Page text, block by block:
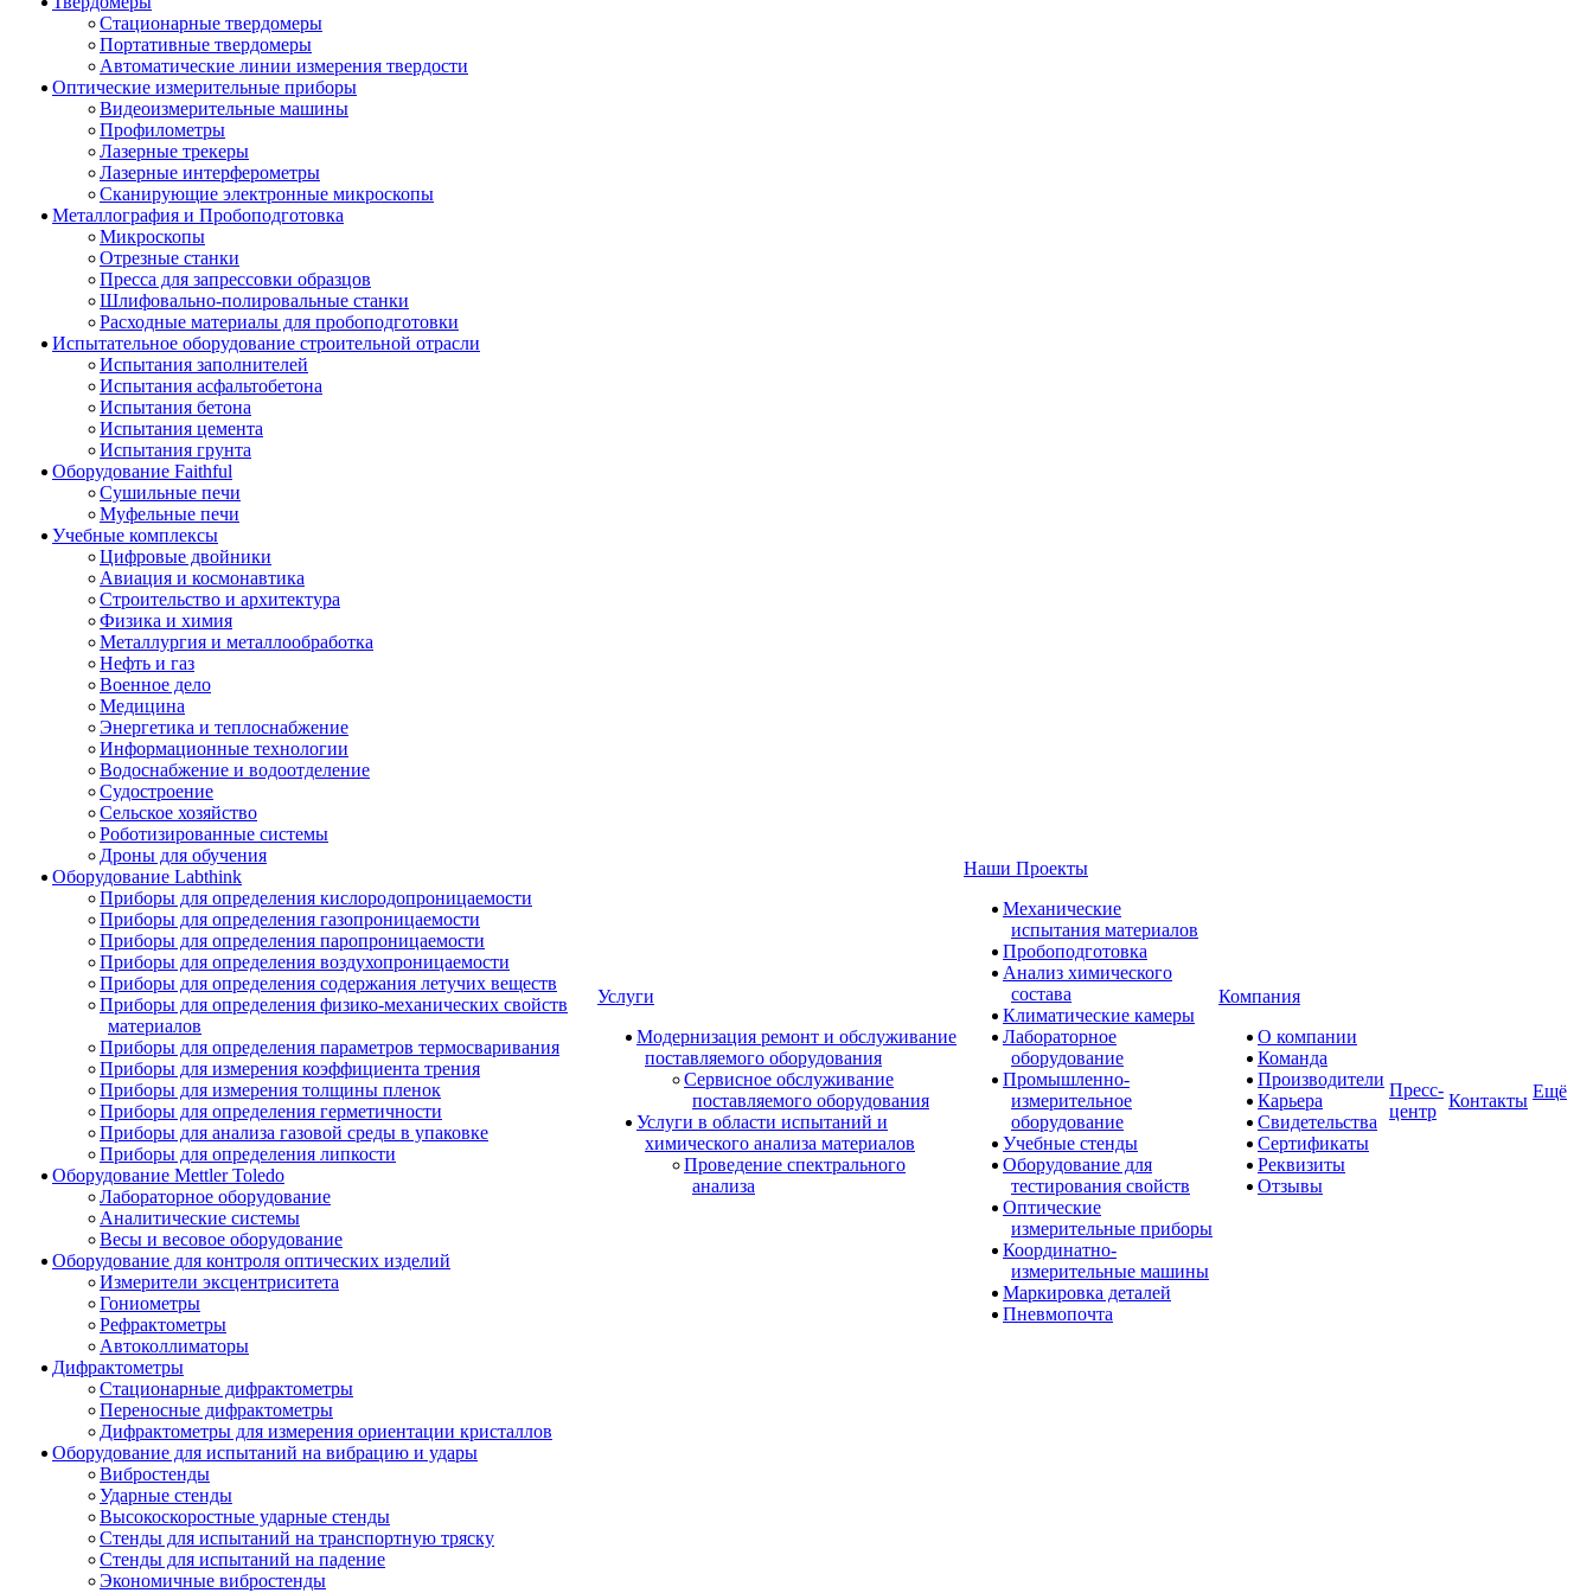
Стационарные твердомеры
Портативные твердомеры
Автоматические линии измерения твердости
Оптические измерительные приборы
Видеоизмерительные машины
Профилометры
Лазерные трекеры
Лазерные интерферометры
Сканирующие электронные микроскопы
Металлография и Пробоподготовка
Микроскопы
Отрезные станки
Пресса для запрессовки образцов
Шлифовально-полировальные станки
Расходные материалы для пробоподготовки
Испытательное оборудование строительной отрасли
Испытания заполнителей
Испытания асфальтобетона
Испытания бетона
Испытания цемента
Испытания грунта
Оборудование Faithful
Сушильные печи
Муфельные печи
Учебные комплексы
Цифровые двойники
Авиация и космонавтика
Строительство и архитектура
Физика и химия
Металлургия и металлообработка
Нефть и газ
Военное дело
Медицина
Энергетика и теплоснабжение
Информационные технологии
Водоснабжение и водоотделение
Судостроение
Сельское хозяйство
Роботизированные системы
Дроны для обучения
Оборудование Labthink
Приборы для определения кислородопроницаемости
Приборы для определения газопроницаемости
Приборы для определения паропроницаемости
Приборы для определения воздухопроницаемости
Приборы для определения содержания летучих веществ
Приборы для определения физико-механических свойств
материалов
Приборы для определения параметров термосваривания
Приборы для измерения коэффициента трения
Приборы для измерения толщины пленок
Приборы для определения герметичности
Приборы для анализа газовой среды в упаковке
Приборы для определения липкости
Оборудование Mettler Toledo
Лабораторное оборудование
Аналитические системы
Весы и весовое оборудование
Оборудование для контроля оптических изделий
Измерители эксцентриситета
Гониометры
Рефрактометры
Автоколлиматоры
Дифрактометры
Стационарные дифрактометры
Переносные дифрактометры
Дифрактометры для измерения ориентации кристаллов
Оборудование для испытаний на вибрацию и удары
Вибростенды
Ударные стенды
Высокоскоростные ударные стенды
Стенды для испытаний на транспортную тряску
Стенды для испытаний на падение
Экономичные вибростенды
Услуги
Модернизация ремонт и обслуживание
поставляемого оборудования
Сервисное обслуживание
поставляемого оборудования
Услуги в области испытаний и
химического анализа материалов
Проведение спектрального
анализа
Наши Проекты
Механические
испытания материалов
Пробоподготовка
Анализ химического
состава
Климатические камеры
Лабораторное
оборудование
Промышленно-
измерительное
оборудование
Учебные стенды
Оборудование для
тестирования свойств
Оптические
измерительные приборы
Координатно-
измерительные машины
Маркировка деталей
Пневмопочта
Компания
О компании
Команда
Производители
Карьера
Свидетельства
Сертификаты
Реквизиты
Отзывы
Пресс-
центр
Контакты Ещё